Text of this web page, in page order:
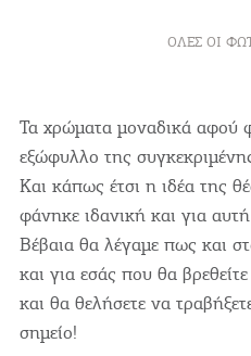
ΌΛΕΣ ΟΙ
Τα χρώματα μοναδικά αφού
εξώφυλλο της
Και κάπως έτσι η ιδέα της
φάνηκε ιδανική και για
Βέβαια θα λέγαμε πως και
και για εσάς που θα
και θα θελήσετε να
σημείο!